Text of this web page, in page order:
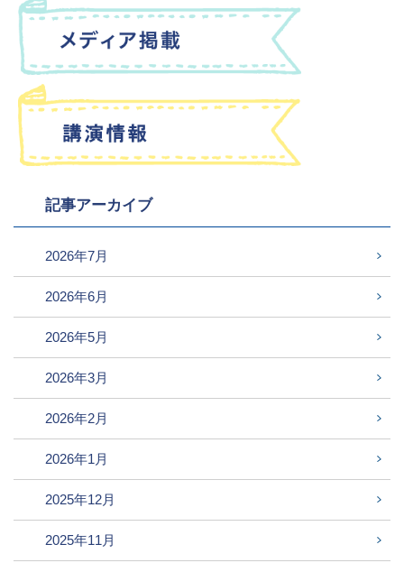
記事アーカイブ
2026年7月
2026年6月
2026年5月
2026年3月
2026年2月
2026年1月
2025年12月
2025年11月